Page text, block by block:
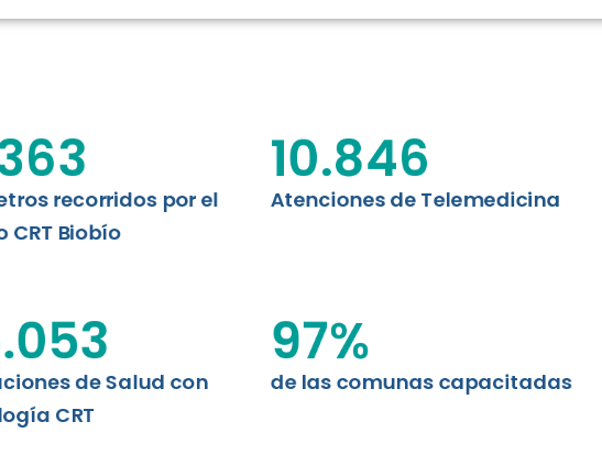
ABORDAJE CLÍNICO EN
I+D+I+E
MDPA
a los habitantes...
recorridos por el
CRT Biobío
Atenciones de Telemedicina
10.846
de Salud con
CRT
de las comunas capacitadas
97%